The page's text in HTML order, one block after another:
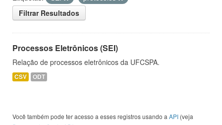
Filtrar Resultados
Processos Eletrônicos (SEI)
Relação de processos eletrônicos da UFCSPA.
CSV ODT
Você também pode ter acesso a esses registros usando a API (veja